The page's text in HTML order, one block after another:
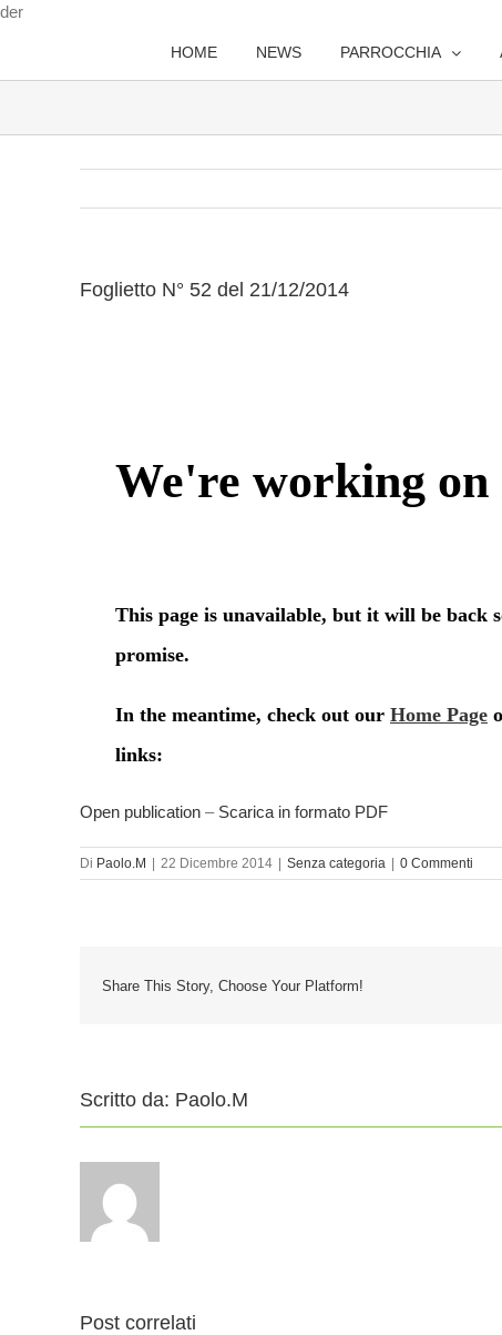
derSalta
HOME NEWS PARROCCHIA
Foglietto N° 52 del 21/12/2014
Open publication – Scarica in formato PDF
Di Paolo.M 22 Dicembre 2014 Senza categoria 0 Commenti
Share This Story, Choose Your Platform!
Scritto da: Paolo.M
Post correlati